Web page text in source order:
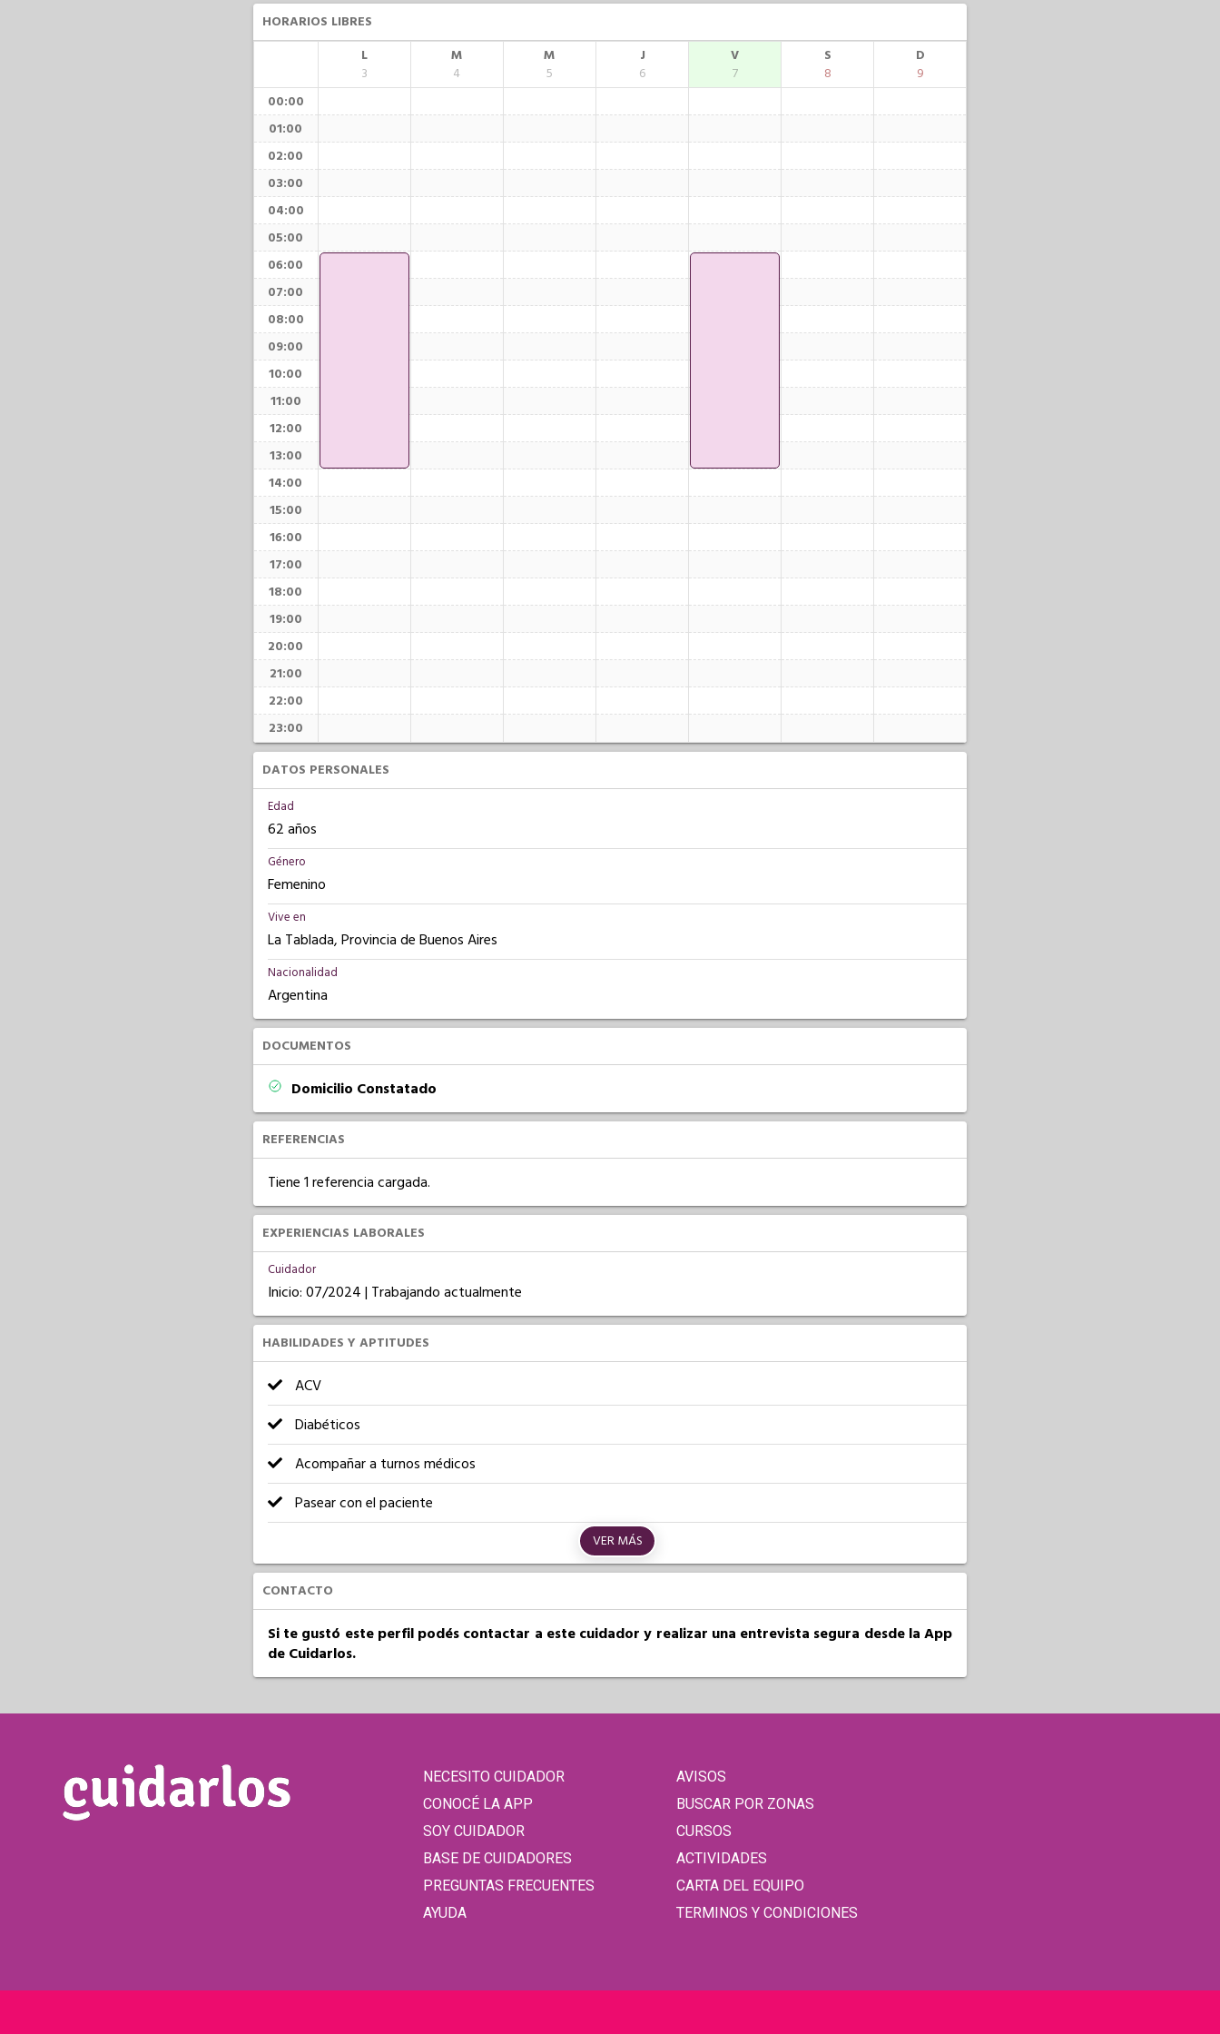
HORARIOS LIBRES
L
3
M
4
M
5
J
6
V
7
S
8
D
9
00:00
01:00
02:00
03:00
04:00
05:00
06:00
07:00
08:00
09:00
10:00
11:00
12:00
13:00
14:00
15:00
16:00
17:00
18:00
19:00
20:00
21:00
22:00
23:00
DATOS PERSONALES
Edad
62 años
Género
Femenino
Vive en
La Tablada, Provincia de Buenos Aires
Nacionalidad
Argentina
DOCUMENTOS
Domicilio Constatado
REFERENCIAS
Tiene 1 referencia cargada.
EXPERIENCIAS LABORALES
Cuidador
Inicio: 07/2024 | Trabajando actualmente
HABILIDADES Y APTITUDES
ACV
Diabéticos
Acompañar a turnos médicos
Pasear con el paciente
VER MÁS
CONTACTO
Si te gustó este perfil podés contactar a este cuidador y realizar una entrevista segura desde la App
de Cuidarlos.
NECESITO CUIDADOR
CONOCÉ LA APP
SOY CUIDADOR
BASE DE CUIDADORES
PREGUNTAS FRECUENTES
AYUDA
AVISOS
BUSCAR POR ZONAS
CURSOS
ACTIVIDADES
CARTA DEL EQUIPO
TERMINOS Y CONDICIONES